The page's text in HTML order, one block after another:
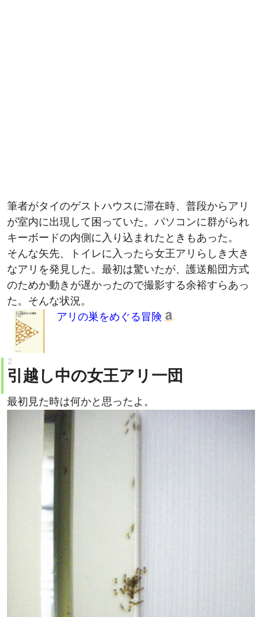
が室内に出現して困っていた。パソコンに群がられ
キーボードの内側に入り込まれたときもあった。
そんな矢先、トイレに入ったら女王アリらしき大き
なアリを発見した。最初は驚いたが、護送船団方式
のためか動きが遅かったので撮影する余裕すらあっ
た。そんな状況。
アリの巣をめぐる冒険
引越し中の女王アリ一団
最初見た時は何かと思ったよ。